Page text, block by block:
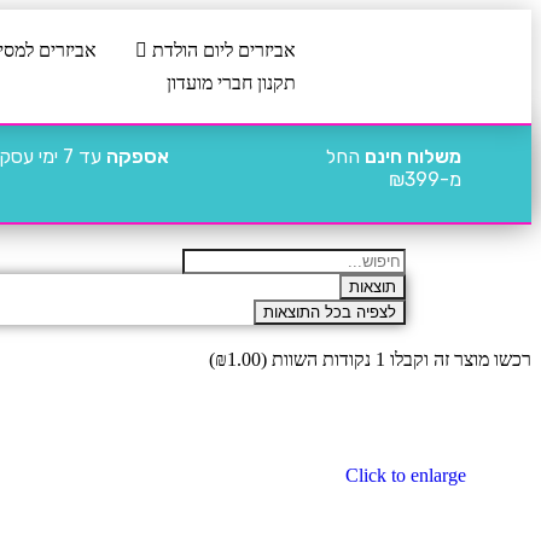
אביזרים ליום הולדת אביזרים
תקנון חברי מועדון
משלוח חינם החל
מ-₪399
אספקה עד 7 ימי עסקים
תוצאות
לצפיה בכל התוצאות
רכשו מוצר זה וקבלו 1 נקודות השוות ( ₪1.00
)
Click to enlarge